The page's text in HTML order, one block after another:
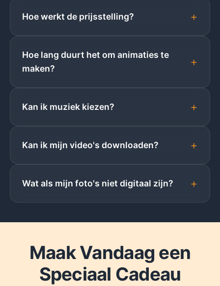
Hoe werkt de prijsstelling? +
Hoe lang duurt het om animaties te
maken?
+
Kan ik muziek kiezen? +
Kan ik mijn video's downloaden? +
Wat als mijn foto's niet digitaal zijn? +
Maak Vandaag een
Speciaal Cadeau